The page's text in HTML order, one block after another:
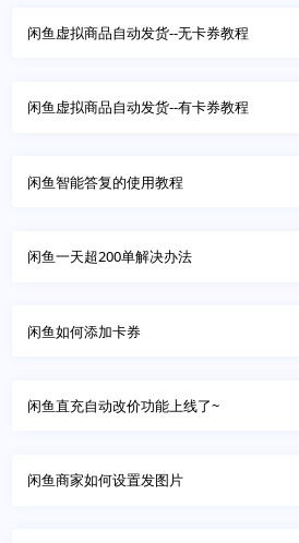
闲鱼虚拟商品自动发货--无卡券教程
闲鱼虚拟商品自动发货--有卡券教程
闲鱼智能答复的使用教程
闲鱼一天超200单解决办法
闲鱼如何添加卡券
闲鱼直充自动改价功能上线了~
闲鱼商家如何设置发图片